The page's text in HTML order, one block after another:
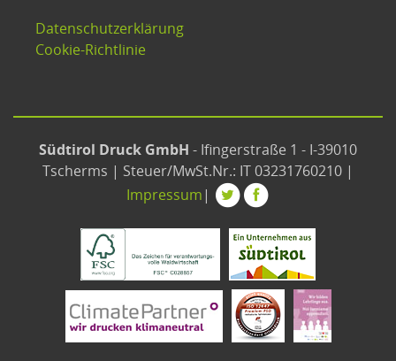
Datenschutzerklärung
Cookie-Richtlinie
Südtirol Druck GmbH - Ifingerstraße 1 - I-39010
Tscherms | Steuer/MwSt.Nr.: IT 03231760210 |
Impressum |